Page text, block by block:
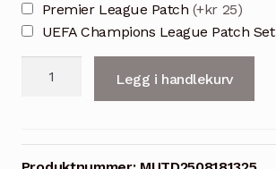
Premier League Patch (+kr 25)
UEFA Champions League Patch Set
Legg i handlekurv